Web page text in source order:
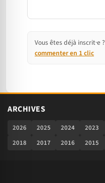
Vous êtes déjà inscrit·e ?
commenter en 1 clic
ARCHIVES
2026 2025 2024 2023
2018
2017 2016 2015